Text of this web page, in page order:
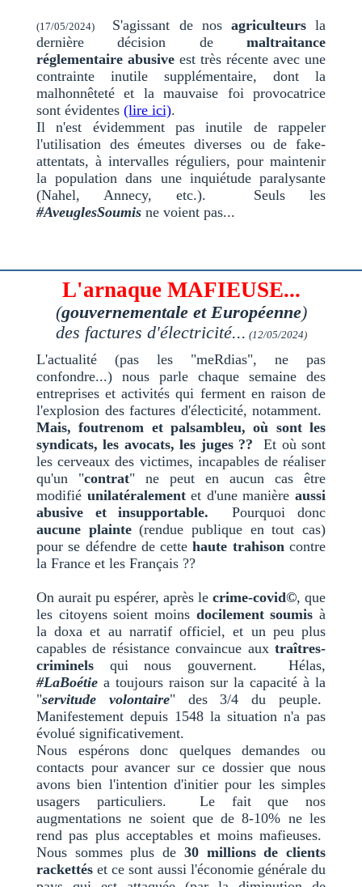
(17/05/2024) S'agissant de nos agriculteursla
dernière décision de maltraitance
réglementaire abusive est très récente avec une
contrainte inutile supplémentaire, dont la
malhonnêteté et la mauvaise foi provocatrice
sont évidentes (lire ici).
Il n'est évidemment pas inutile de rappeler
l'utilisation des émeutes diverses ou de fake-
attentats, à intervalles réguliers, pour maintenir
la population dans une inquiétude paralysante
(Nahel, Annecy, etc.). Seuls les
#AveuglesSoumis ne voient pas...
L'arnaque MAFIEUSE...
(gouvernementale et Européenne)
des factures d'électricité... (12/05/2024)
L'actualité (pas les "meRdias", ne pas
confondre...) nous parle chaque semaine des
entreprises et activités qui ferment en raison de
l'explosion des factures d'électicité, notamment.
Mais, foutrenom et palsambleu, où sont les
syndicats, les avocats, les juges ?? Et où sont
les cerveaux des victimes, incapables de réaliser
qu'un "contrat" ne peut en aucun cas être
modifié unilatéralementet d'une manièreaussi
abusive et insupportable. Pourquoi donc
aucune plainte(rendue publique en tout cas)
pour se défendre de cettehaute trahison contre
la France et les Français ??
On aurait pu espérer, après le crime-covid©, que
les citoyens soient moins docilement soumis à
la doxa et au narratif officiel, et un peu plus
capables de résistance convaincue aux traîtres-
criminels qui nous gouvernent. Hélas,
#LaBoétie a toujours raison sur la capacité à la
"servitude volontaire" des 3/4 du peuple.
Manifestement depuis 1548 la situation n'a pas
évolué significativement.
Nous espérons donc quelques demandes ou
contacts pour avancer sur ce dossier que nous
avons bien l'intention d'initier pour les simples
usagers particuliers. Le fait que nos
augmentations ne soient que de 8-10% ne les
rend pas plus acceptables et moins mafieuses.
Nous sommes plus de 30 millions de clients
rackettés et ce sont aussi l'économie générale du